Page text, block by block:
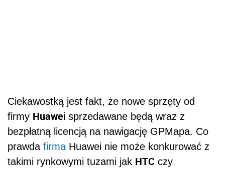
Ciekawostką jest fakt, że nowe sprzęty od
firmy Huawei sprzedawane będą wraz z
bezpłatną licencją na nawigację GPMapa. Co
prawda firma Huawei nie może konkurować z
takimi rynkowymi tuzami jak HTC czy